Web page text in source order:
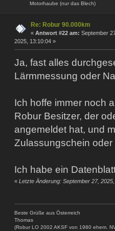
Motorhaube (nur das Blech)
Re: Robur 90.000km
« Antwort #22 am: September
2025, 13:10:04 »
Ja, fast alles
Lärmmessung oder
Ich hoffe immer noch
Robur Besitzer, der
angemeldet hat, und
Zulassungschein
Ich habe ein
« Letzte Änderung: September 27,
Beste Grüße aus Österreich
Thomas
(Robur LO 2002 AKSF von 1980 ehem.